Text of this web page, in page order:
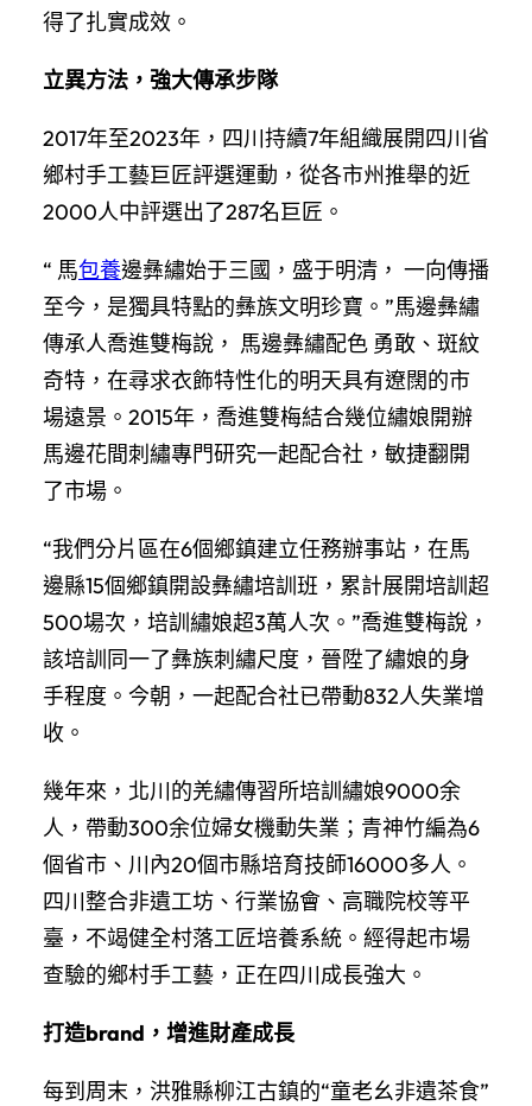
得了扎實成效。
立異方法，強大傳承步隊
2017年至2023年，四川持續7年組織展開四川省
鄉村手工藝巨匠評選運動，從各市州推舉的近
2000人中評選出了287名巨匠。
“ 馬包養邊彝繡始于三國，盛于明清， 一向傳播
至今，是獨具特點的彝族文明珍寶。”馬邊彝繡
傳承人喬進雙梅說， 馬邊彝繡配色 勇敢、斑紋
奇特，在尋求衣飾特性化的明天具有遼闊的市
場遠景。2015年，喬進雙梅結合幾位繡娘開辦
馬邊花間刺繡專門研究一起配合社，敏捷翻開
了市場。
“我們分片區在6個鄉鎮建立任務辦事站，在馬
邊縣15個鄉鎮開設彝繡培訓班，累計展開培訓超
500場次，培訓繡娘超3萬人次。”喬進雙梅說，
該培訓同一了彝族刺繡尺度，晉陞了繡娘的身
手程度。今朝，一起配合社已帶動832人失業增
收。
幾年來，北川的羌繡傳習所培訓繡娘9000余
人，帶動300余位婦女機動失業；青神竹編為6
個省市、川內20個市縣培育技師16000多人。
四川整合非遺工坊、行業協會、高職院校等平
臺，不竭健全村落工匠培養系統。經得起市場
查驗的鄉村手工藝，正在四川成長強大。
打造brand，增進財產成長
每到周末，洪雅縣柳江古鎮的“童老幺非遺茶食”